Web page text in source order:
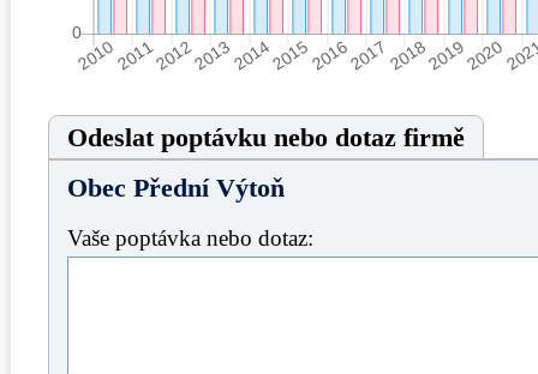
Odeslat poptávku nebo dotaz firmě
Obec Přední Výtoň
Vaše poptávka nebo dotaz: